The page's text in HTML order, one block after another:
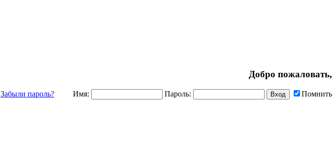
Добро пожаловать,
Забыли пароль? Имя: Пароль: Помнить